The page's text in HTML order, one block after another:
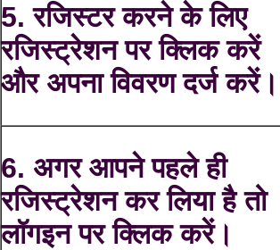
5. रजिस्टर करने के लिए
रजिस्ट्रेशन पर क्लिक करें
और अपना विवरण दर्ज करें।
6. अगर आपने पहले ही
रजिस्ट्रेशन कर लिया है तो
लॉगइन पर क्लिक करें।